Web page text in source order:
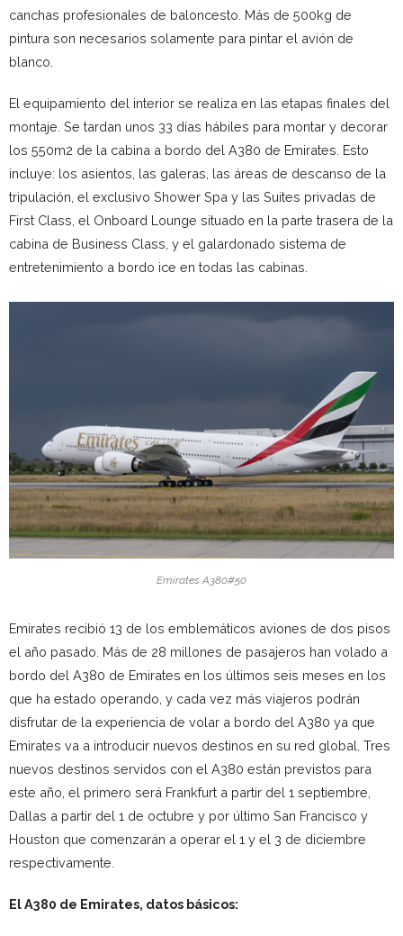
canchas profesionales de baloncesto. Más de 500kg de
pintura son necesarios solamente para pintar el avión de
blanco.
El equipamiento del interior se realiza en las etapas finales del
montaje. Se tardan unos 33 días hábiles para montar y decorar
los 550m2 de la cabina a bordo del A380 de Emirates. Esto
incluye: los asientos, las galeras, las áreas de descanso de la
tripulación, el exclusivo Shower Spa y las Suites privadas de
First Class, el Onboard Lounge situado en la parte trasera de la
cabina de Business Class, y el galardonado sistema de
entretenimiento a bordo ice en todas las cabinas.
Emirates A380#50
Emirates recibió 13 de los emblemáticos aviones de dos pisos
el año pasado. Más de 28 millones de pasajeros han volado a
bordo del A380 de Emirates en los últimos seis meses en los
que ha estado operando, y cada vez más viajeros podrán
disfrutar de la experiencia de volar a bordo del A380 ya que
Emirates va a introducir nuevos destinos en su red global. Tres
nuevos destinos servidos con el A380 están previstos para
este año, el primero será Frankfurt a partir del 1 septiembre,
Dallas a partir del 1 de octubre y por último San Francisco y
Houston que comenzarán a operar el 1 y el 3 de diciembre
respectivamente.
El A380 de Emirates, datos básicos: